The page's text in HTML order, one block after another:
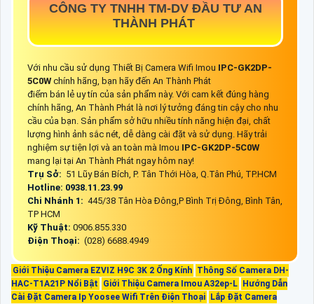
CÔNG TY TNHH TM-DV ĐẦU TƯ AN
THÀNH PHÁT
Với nhu cầu sử dụng Thiết Bị Camera Wifi Imou IPC-GK2DP-
5C0W chính hãng, bạn hãy đến An Thành Phát
điểm bán lẻ uy tín của sản phẩm này. Với cam kết đúng hàng
chính hãng, An Thành Phát là nơi lý tưởng đáng tin cậy cho nhu
cầu của bạn. Sản phẩm sở hữu nhiều tính năng hiện đại, chất
lượng hình ảnh sắc nét, dễ dàng cài đặt và sử dụng. Hãy trải
nghiệm sự tiện lợi và an toàn mà Imou IPC-GK2DP-5C0W
mang lại tại An Thành Phát ngay hôm nay!
Trụ Sở: 51 Lũy Bán Bích, P. Tân Thới Hòa, Q.Tân Phú, TP.HCM
Hotline: 0938.11.23.99
Chi Nhánh 1: 445/38 Tân Hòa Đông,P Bình Trị Đông, Bình Tân,
TP HCM
Kỹ Thuật: 0906.855.330
Điện Thoại: (028) 6688.4949
Giới Thiệu Camera EZVIZ H9C 3K 2 Ống Kính Thông Số Camera DH-
HAC-T1A21P Nổi Bật
Giới Thiệu Camera Imou A32ep-L Hướng Dẫn
Cài Đặt Camera Ip Yoosee Wifi Trên Điện Thoại Lắp Đặt Camera